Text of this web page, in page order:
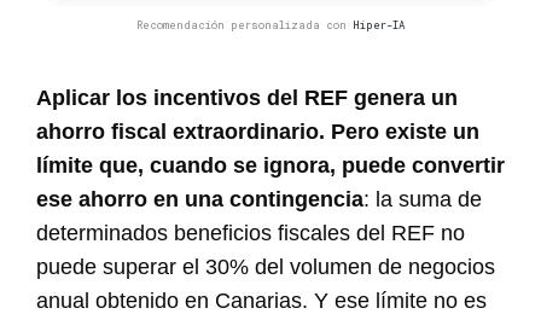
Recomendación personalizada con Hiper-IA
Aplicar los incentivos del REF genera un
ahorro fiscal extraordinario. Pero existe un
límite que, cuando se ignora, puede convertir
ese ahorro en una contingencia: la suma de
determinados beneficios fiscales del REF no
puede superar el 30% del volumen de negocios
anual obtenido en Canarias. Y ese límite no es